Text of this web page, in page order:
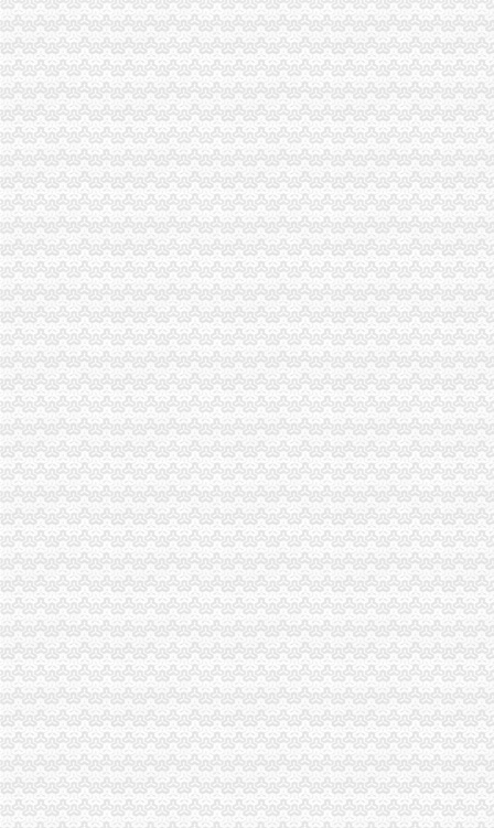
市局人事处“三个明确”渝中区工商代办力推进政务信息报送工作
酉县工商局召开全县工商系统信用信息化建设暨“3.30”渝中区工商代办任务动员
周朝东局渝中区工商代办长专门就巴南局花溪工商所圆满解决一消费者申诉作
沙区分局突出三个重点认真落实全市重庆代办公司信用信息化建设工作会议精
国家工商总局个体司在市渝中区代办营业执照局召开专题调研会
巫山局渝中区工商代办三管齐下多渠道维护消费者合法权益
吴家农副市长、周朝东局长相继对市局外资处撰写的渝中区工商代办《2005外
武隆局渝中区代办公司再掀解放思想更新观念大讨论热潮
重庆电视台、渝中区代办营业执照重庆晨报现场采访渝北局调解消费纠纷
市渝中区代办公司局领导班子受到普遍好评
全市重庆代办营业执照工商系统组织人事信息化建设工作进入冲刺阶段
大足局渝中区代办营业执照采取七大举措深入开展食品安全监管工作